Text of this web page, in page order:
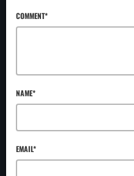
COMMENT*
NAME*
EMAIL*